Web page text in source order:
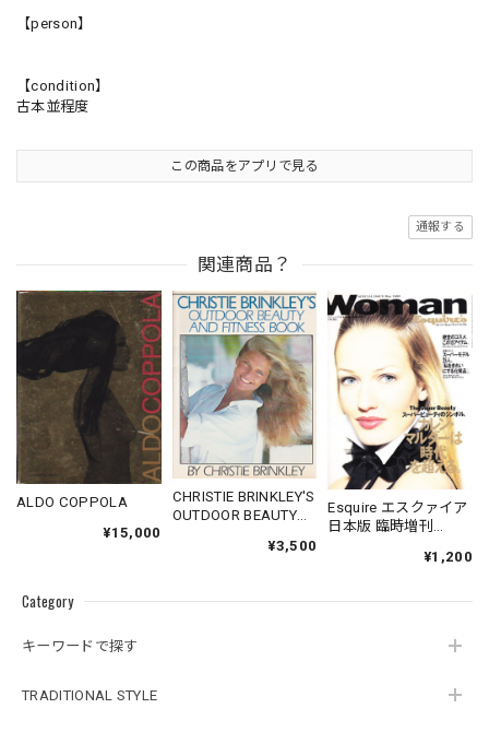
Category
キーワードで探す
TRADITIONAL STYLE
【person】
【condition】
古本並程度
この商品をアプリで見る
通報する
関連商品？
ALDO COPPOLA
¥15,000
CHRISTIE BRINKLEY'S
OUTDOOR BEAUTY
¥3,500
Esquire エスクァイア
日本版 臨時増刊
Woman Esquire's ス
バイブル
¥1,200